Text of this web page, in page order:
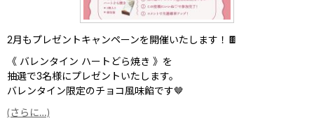
2月もプレゼントキャンペーンを開催いたします！🍫
《 バレンタイン ハートどら焼き 》を
抽選で3名様にプレゼントいたします。
バレンタイン限定のチョコ風味餡です🤎
(さらに…)